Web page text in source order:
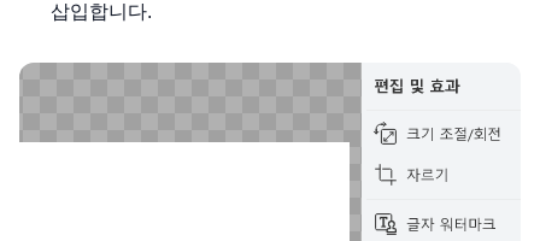
삽입합니다.